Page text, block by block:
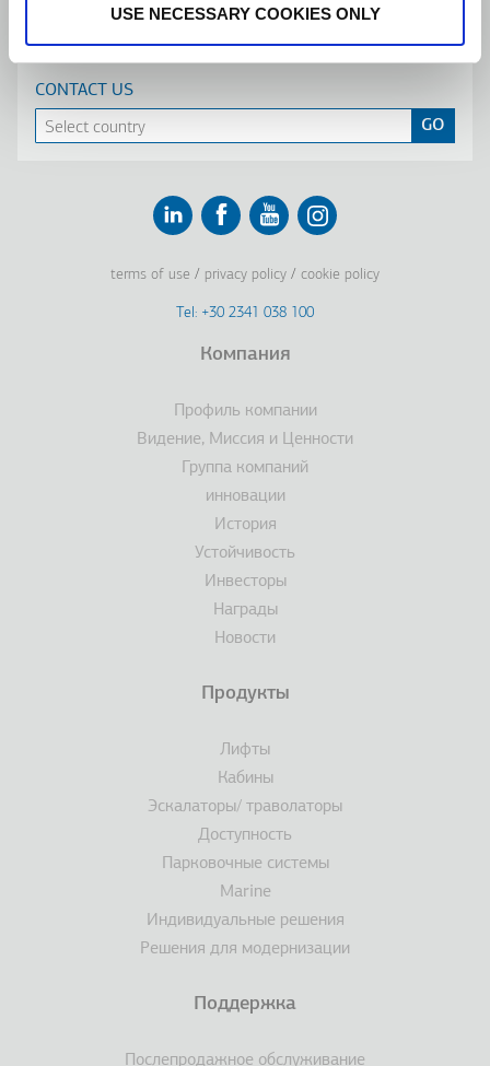
USE NECESSARY COOKIES ONLY
CONTACT US
terms of use privacy policy cookie policy
Tel: +30 2341 038 100
Компания
Профиль компании
Видение, Миссия и Ценности
Группа компаний
инновации
История
Устойчивость
Инвесторы
Награды
Новости
Продукты
Лифты
Кабины
Эскалаторы/ траволаторы
Доступность
Парковочные системы
Marine
Индивидуальные решения
Решения для модернизации
Поддержка
Послепродажное обслуживание